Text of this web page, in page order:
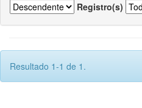
Registro(s)
Resultado 1-1 de 1.